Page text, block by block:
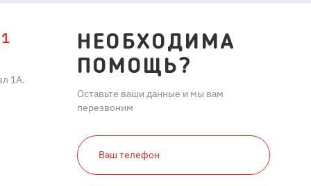
1А.
НЕОБХОДИМА
ПОМОЩЬ?
Оставьте ваши данные и мы вам
перезвоним